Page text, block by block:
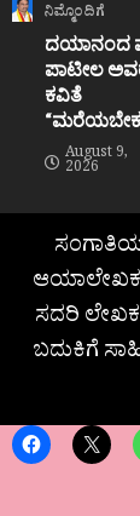
ನಿಮ್ಮೊಂದಿಗೆ
ದಯಾನಂದ
ಪಾಟೀಲ
ಕವಿತೆ
August 9,
2026
ಸದರಿ
ಬದುಕಿಗೆ